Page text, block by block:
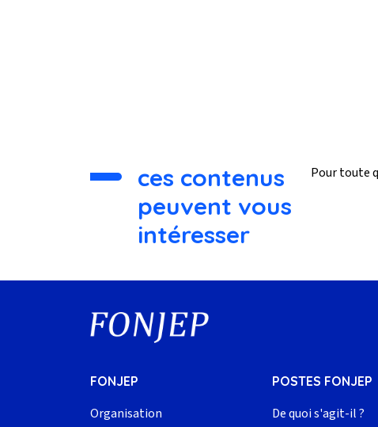
ces contenus
peuvent vous
intéresser
Pour toute
FONJEP
Organisation
POSTES FONJEP
De quoi s'agit-il ?